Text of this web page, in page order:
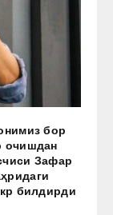
бор
очишдан
Зафар
билдирди